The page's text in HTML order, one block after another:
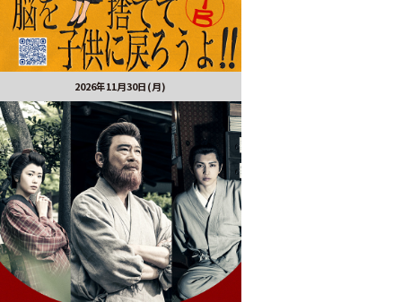
2026年11月30日(月)